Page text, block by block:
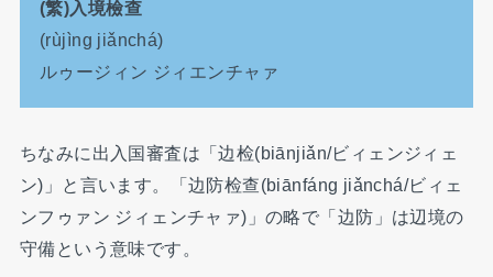
(繁)入境檢查
(rùjìng jiǎnchá)
ルゥージィン ジィエンチャァ
ちなみに出入国審査は「边检(biānjiǎn/ビィェンジィェ
ン)」と言います。「边防检查(biānfáng jiǎnchá/ビィェ
ンフゥァン ジィェンチャァ)」の略で「边防」は辺境の
守備という意味です。